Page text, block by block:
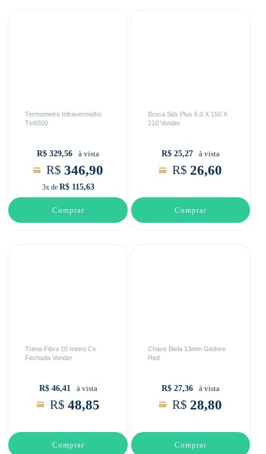
Termometro Infravermelho
Tiv6500
R$ 329,56 à vista
R$ 346,90
3x de R$ 115,63
Comprar
Broca Sds Plus 6,0 X 150 X
210 Vonder
R$ 25,27 à vista
R$ 26,60
Comprar
Trena Fibra 10 metro Cx
Fechada Vonder
R$ 46,41 à vista
R$ 48,85
Comprar
Chave Biela 13mm Gedore
Red
R$ 27,36 à vista
R$ 28,80
Comprar